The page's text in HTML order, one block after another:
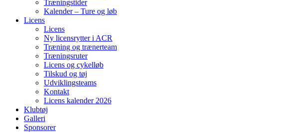
Træningstider
Kalender – Ture og løb
Licens
Licens
Ny licensrytter i ACR
Træning og trænerteam
Træningsruter
Licens og cykelløb
Tilskud og tøj
Udviklingsteams
Kontakt
Licens kalender 2026
Klubtøj
Galleri
Sponsorer